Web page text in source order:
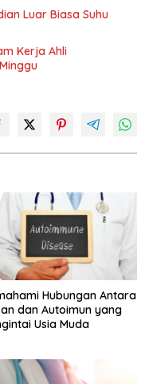
Luar Biasa Suhu
Kerja Ahli
Hubungan Antara
dan Autoimun yang
Usia Muda